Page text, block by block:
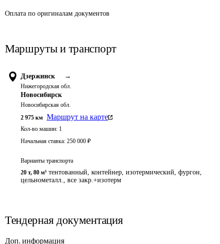
Оплата по оригиналам документов
Маршруты и транспорт
Дзержинск →
Нижегородская обл.
Новосибирск
Новосибирская обл.
2 975 км Маршрут на карте
Кол-во машин: 1
Начальная ставка: 250 000 ₽
Варианты транспорта
20 т, 80 м³ тентованный, контейнер, изотермический, фургон,
цельнометалл., все закр.+изотерм
Тендерная документация
Доп. информация